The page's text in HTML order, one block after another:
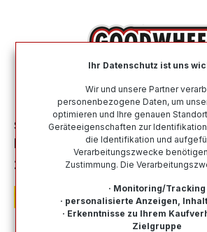
Sommerreifen Nach Größe 235
PIRELLI P-ZERO (PZ4)
235/45R20 100T (+) XL
Ihr Datenschutz ist uns
Wir und unsere Partner
personenbezogene Daten, um
optimieren und Ihre genauen
Geräteeigenschaften zur Identifikation
die Identifikation und
Verarbeitungszwecke
Zustimmung. Die
· Monitoring/Tracking
· personalisierte Anzeigen,
· Erkenntnisse zu Ihrem
Zielgruppe